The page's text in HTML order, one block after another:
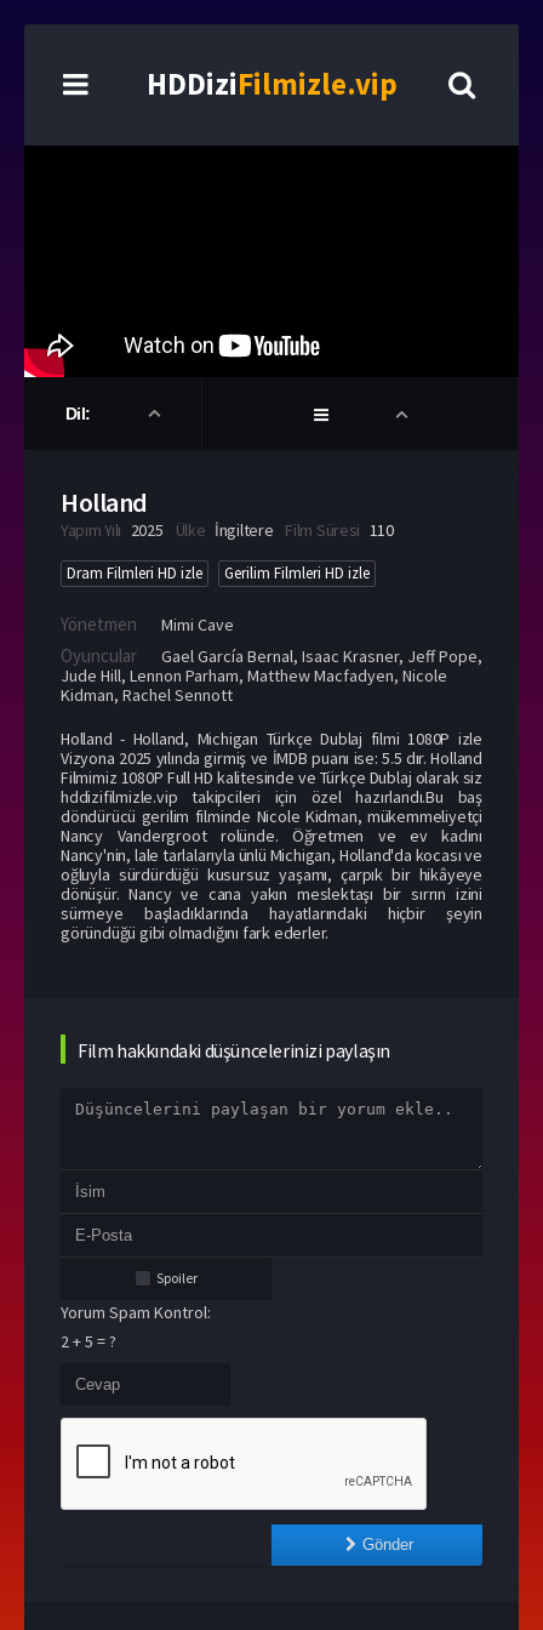
HDDiziFilmizle.vip
Dil:
Holland
Yapım Yılı 2025 Ülke İngiltere Film Süresi 110
Dram Filmleri HD izle Gerilim Filmleri HD izle
Yönetmen Mimi Cave
Oyuncular Gael García Bernal, Isaac Krasner, Jeff Pope,
Jude Hill, Lennon Parham, Matthew Macfadyen, Nicole
Kidman, Rachel Sennott
Holland - Holland, Michigan Türkçe Dublaj filmi 1080P izle
Vizyona 2025 yılında girmiş ve İMDB puanı ise: 5.5 dır. Holland
Filmimiz 1080P Full HD kalitesinde ve Türkçe Dublaj olarak siz
hddizifilmizle.vip takipcileri için özel hazırlandı.Bu baş
döndürücü gerilim filminde Nicole Kidman, mükemmeliyetçi
Nancy Vandergroot rolünde. Öğretmen ve ev kadını
Nancy'nin, lale tarlalarıyla ünlü Michigan, Holland'da kocası ve
oğluyla sürdürdüğü kusursuz yaşamı, çarpık bir hikâyeye
dönüşür. Nancy ve cana yakın meslektaşı bir sırrın izini
sürmeye başladıklarında hayatlarındaki hiçbir şeyin
göründüğü gibi olmadığını fark ederler.
Film hakkındaki düşüncelerinizi paylaşın
Spoiler
Yorum Spam Kontrol:
2 + 5 = ?
Gönder